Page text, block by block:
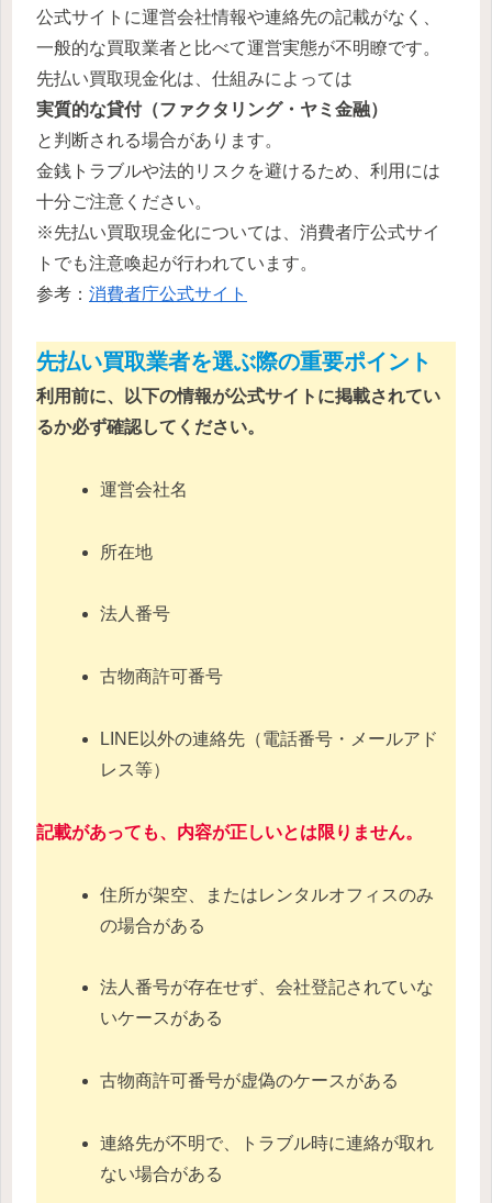
公式サイトに運営会社情報や連絡先の記載がなく、
一般的な買取業者と比べて運営実態が不明瞭です。
先払い買取現金化は、仕組みによっては
実質的な貸付（ファクタリング・ヤミ金融）
と判断される場合があります。
金銭トラブルや法的リスクを避けるため、利用には
十分ご注意ください。
※先払い買取現金化については、消費者庁公式サイ
トでも注意喚起が行われています。
参考： 消費者庁公式サイト
先払い買取業者を選ぶ際の重要ポイント
利用前に、以下の情報が公式サイトに掲載されてい
るか必ず確認してください。
運営会社名
所在地
法人番号
古物商許可番号
LINE以外の連絡先（電話番号・メールアド
レス等）
記載があっても、内容が正しいとは限りません。
住所が架空、またはレンタルオフィスのみ
の場合がある
法人番号が存在せず、会社登記されていな
いケースがある
古物商許可番号が虚偽のケースがある
連絡先が不明で、トラブル時に連絡が取れ
ない場合がある